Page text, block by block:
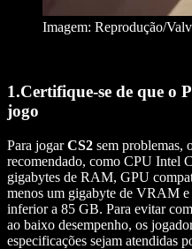
Imagem: Reprodução/
1.Certifique-se de que o
jogo
Para jogarCS2 sem problemas,
recomendado, como CPU Intel
gigabytes de RAM, GPU
menos um gigabyte de VRAM e
inferior a 85 GB. Para evitar
ao baixo desempenho, os
especificações sejam atendidas